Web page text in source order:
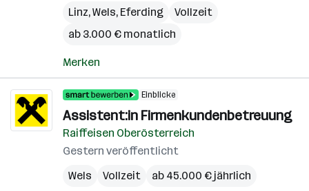
Linz,Wels, Eferding
Vollzeit
ab 3.000 € monatlich
Merken
Einblicke
Assistent:in Firmenkundenbetreuung
Raiffeisen Oberösterreich
Gestern veröffentlicht
Wels
Vollzeit ab 45.000 € jährlich